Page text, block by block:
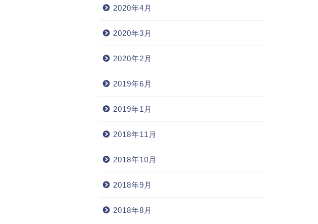
2020年4月
2020年3月
2020年2月
2019年6月
2019年1月
2018年11月
2018年10月
2018年9月
2018年8月